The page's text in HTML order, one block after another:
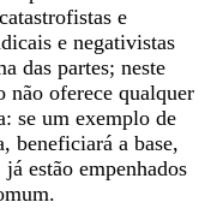
e
e negativistas
das partes; neste
não oferece qualquer
se um exemplo de
beneficiará a base,
estão empenhados